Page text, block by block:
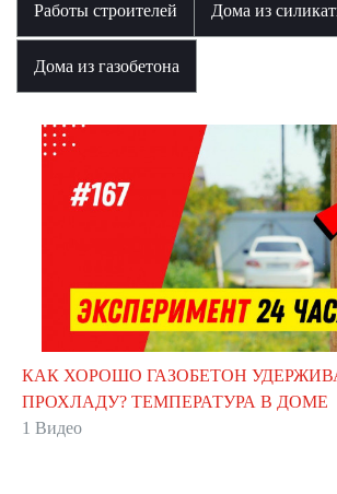
Работы строителей Дома из
Дома из газобетона
КАК ХОРОШО ГАЗОБЕТОН
ПРОХЛАДУ? ТЕМПЕРАТУРА В ДОМЕ
1 Видео